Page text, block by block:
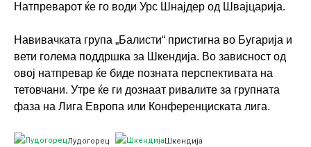
Натпреварот ќе го води Урс Шнајдер од Швајцарија.
Навивачката група „Балисти“ пристигна во Бугарија и
вети голема поддршка за Шкендија. Во зависност од
овој натпревар ќе биде позната перспективата на
тетовчани. Утре ќе ги дознаат ривалите за групната
фаза на Лига Европа или Конференциската лига.
Лудогорец Шкендија